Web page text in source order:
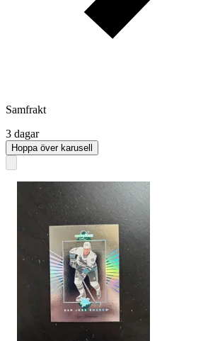
Samfrakt
3 dagar
Hoppa över karusell